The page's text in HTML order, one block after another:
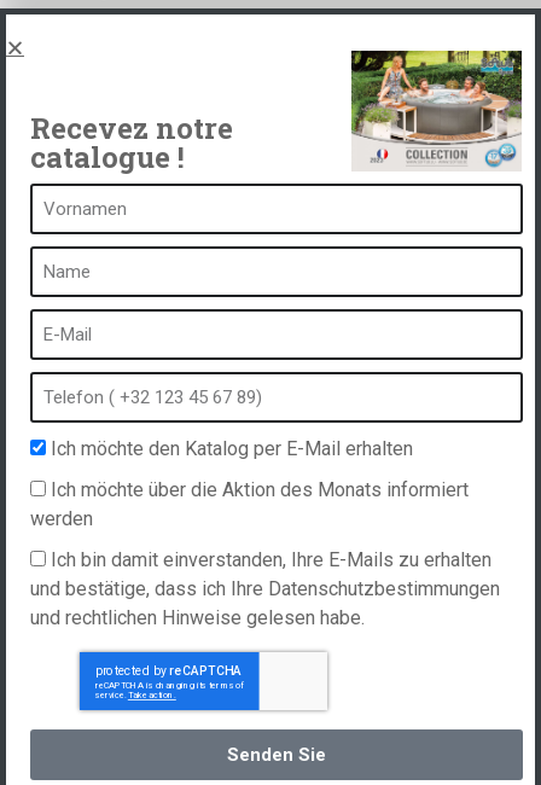
Ein Spa ist ...
Was ist ein Heilbad?
Schaumbad
Freibad
Kurort im Winter
Eingebauter Whirlpool
Spa und Hydrotherapie
Website erstellt von
Produkte
Allgemeine Verkaufsbedingungen
Deutsch
Recevez notre
catalogue !
Ich möchte den Katalog per E-Mail erhalten
Ich möchte über die Aktion des Monats informiert
werden
Ich bin damit einverstanden, Ihre E-Mails zu erhalten
und bestätige, dass ich Ihre Datenschutzbestimmungen
und rechtlichen Hinweise gelesen habe.
Senden Sie